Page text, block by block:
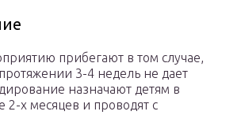
прибегают в том случае,
3-4 недель не дает
назначают детям в
2-х месяцев и проводят с